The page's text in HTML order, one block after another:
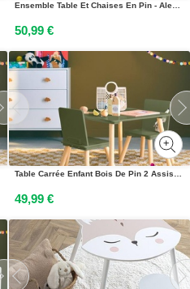
Ensemble Table Et Chaises En Pin - Alex Blanc
50,99 €
Table Carrée Enfant Bois De Pin 2 Assises - Judith Vert Olive
49,99 €